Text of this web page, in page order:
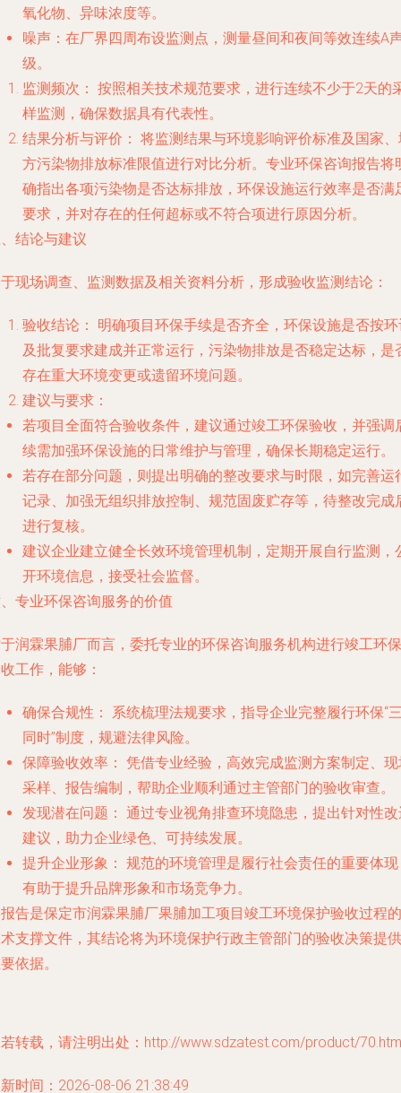
氧化物、异味浓度等。
噪声：在厂界四周布设监测点，测量昼间和夜间等效连续A
级。
监测频次： 按照相关技术规范要求，进行连续不少于2天的
样监测，确保数据具有代表性。
结果分析与评价： 将监测结果与环境影响评价标准及国家
方污染物排放标准限值进行对比分析。专业环保咨询报告将
确指出各项污染物是否达标排放，环保设施运行效率是否满
要求，并对存在的任何超标或不符合项进行原因分析。
结论与建议
现场调查、监测数据及相关资料分析，形成验收监测结论：
验收结论：
明确项目环保手续是否齐全，环保设施是否按
及批复要求建成并正常运行，污染物排放是否稳定达标，是
存在重大环境变更或遗留环境问题。
建议与要求：
若项目全面符合验收条件，建议通过竣工环保验收，并强调
续需加强环保设施的日常维护与管理，确保长期稳定运行。
若存在部分问题，则提出明确的整改要求与时限，如完善运
记录、加强无组织排放控制、规范固废贮存等，待整改完成
进行复核。
建议企业建立健全长效环境管理机制，定期开展自行监测，
开环境信息，接受社会监督。
专业环保咨询服务的价值
润霖果脯厂而言，委托专业的环保咨询服务机构进行竣工环保
工作，能够：
确保合规性：
系统梳理法规要求，指导企业完整履行环保“
同时”制度，规避法律风险。
保障验收效率： 凭借专业经验，高效完成监测方案制定、
采样、报告编制，帮助企业顺利通过主管部门的验收审查。
发现潜在问题： 通过专业视角排查环境隐患，提出针对性
建议，助力企业绿色、可持续发展。
提升企业形象： 规范的环境管理是履行社会责任的重要体
有助于提升品牌形象和市场竞争力。
告是保定市润霖果脯厂果脯加工项目竣工环境保护验收过程的
支撑文件，其结论将为环境保护行政主管部门的验收决策提供
依据。
转载，请注明出处：http://www.sdzatest.com/product/
时间：2026-08-06 21:38:49